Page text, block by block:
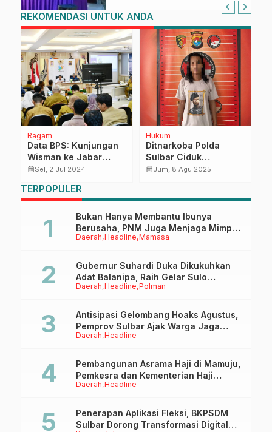
REKOMENDASI UNTUK ANDA
Ragam
Data BPS: Kunjungan
Wisman ke Jabar
Meningkat
calendar_monthSel, 2 Jul 2024
Hukum
Ditnarkoba Polda
Sulbar Ciduk
Pengedar Sabu di
Barang Bukti
calendar_monthJum, 8 Agu 2025
TERPOPULER
Daerah Headline Mamasa
Bukan Hanya Membantu Ibunya
Berusaha, PNM Juga Menjaga Mimpi
Anaknya Untuk Menggapai Cita-Cita
Daerah Headline Polman
Gubernur Suhardi Duka Dikukuhkan
Adat Balanipa, Raih Gelar Sulo
Tappidena
Daerah Headline
Antisipasi Gelombang Hoaks Agustus,
Pemprov Sulbar Ajak Warga Jaga
Ruang Digital
Daerah Headline
Pembangunan Asrama Haji di Mamuju,
Pemkesra dan Kementerian Haji
Sulbar Tinjau Lokasi
Penerapan Aplikasi Fleksi, BKPSDM
Sulbar Dorong Transformasi Digital